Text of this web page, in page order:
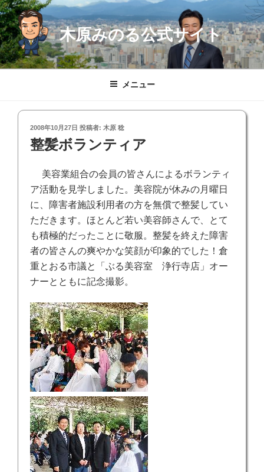
コ
ン
テ
ン
ツ
木原みのる公式サイト
メニュー
投
稿
日:
2008年10月27日 投稿者: 木原 稔
整髪ボランティア
美容業組合の会員の皆さんによるボランティ
ア活動を見学しました。美容院が休みの月曜日
に、障害者施設利用者の方を無償で整髪してい
ただきます。ほとんど若い美容師さんで、とて
も積極的だったことに敬服。整髪を終えた障害
者の皆さんの爽やかな笑顔が印象的でした！倉
重とおる市議と「ぶる美容室 浄行寺店」オー
ナーとともに記念撮影。